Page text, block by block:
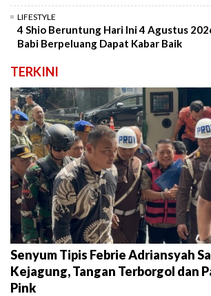
LIFESTYLE
4 Shio Beruntung Hari Ini 4 Agustus
Babi Berpeluang Dapat Kabar Baik
TERKINI
Senyum Tipis Febrie Adriansyah
Kejagung, Tangan Terborgol dan
Pink